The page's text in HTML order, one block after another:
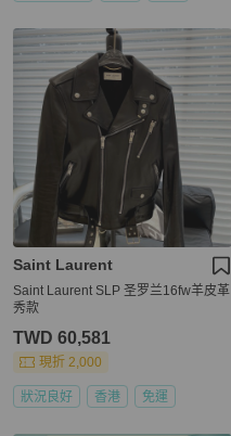
Saint Laurent
Saint Laurent SLP 圣罗兰16fw羊皮革
秀款
TWD 60,581
現折 2,000
狀況良好 香港 免運